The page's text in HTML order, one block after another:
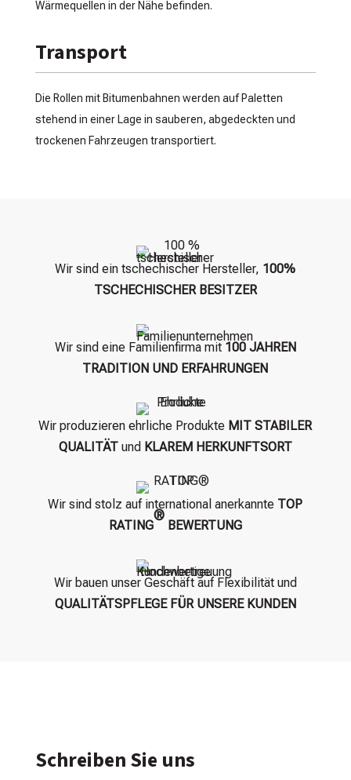
Wärmequellen in der Nähe befinden.
Transport
Die Rollen mit Bitumenbahnen werden auf Paletten
stehend in einer Lage in sauberen, abgedeckten und
trockenen Fahrzeugen transportiert.
Wir sind ein tschechischer Hersteller, 100%
TSCHECHISCHER BESITZER
Wir sind eine Familienfirma mit 100 JAHREN
TRADITION UND ERFAHRUNGEN
Wir produzieren ehrliche Produkte MIT STABILER
QUALITÄT und KLAREM HERKUNFTSORT
Wir sind stolz auf international anerkannte TOP
RATING
®
BEWERTUNG
Wir bauen unser Geschäft auf Flexibilität und
QUALITÄTSPFLEGE FÜR UNSERE KUNDEN
Schreiben Sie uns